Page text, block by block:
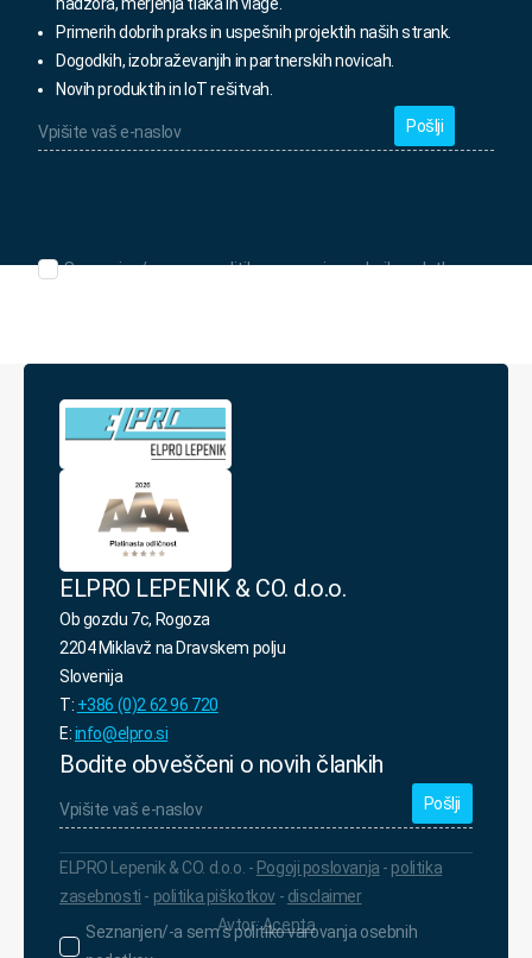
Primerih dobrih praks in uspešnih projektih naših strank.
Dogodkih, izobraževanjih in partnerskih novicah.
Novih produktih in IoT rešitvah.
vaš
e-
Seznanjen/-
politiko
varovanja
osebnih
podatkov.
Seznanjen/-a sem s politiko varovanja osebnih podatkov.
ELPRO LEPENIK & CO. d.o.o.
Ob gozdu 7c, Rogoza
2204 Miklavž na Dravskem polju
Slovenija
T: +386 (0)2 62 96 720
E:info@elpro.si
Bodite obveščeni o novih člankih
vaš
e-
*
Seznanjen/-
Seznanjen/-a sem s politiko varovanja osebnih
ELPRO Lepenik & CO. d.o.o. - Pogoji poslovanja - politika
zasebnosti - politika piškotkov - disclaimer
Avtor:Acenta